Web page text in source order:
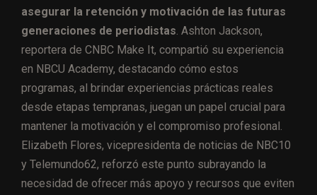
asegurar la retención y motivación de las futuras
generaciones de periodistas. Ashton Jackson,
reportera de CNBC Make It, compartió su experiencia
en NBCU Academy, destacando cómo estos
programas, al brindar experiencias prácticas reales
desde etapas tempranas, juegan un papel crucial para
mantener la motivación y el compromiso profesional.
Elizabeth Flores, vicepresidenta de noticias de NBC10
y Telemundo62, reforzó este punto subrayando la
necesidad de ofrecer más apoyo y recursos que eviten